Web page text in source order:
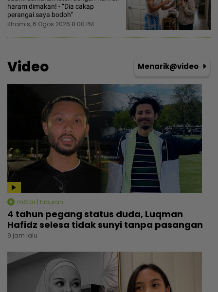
haram dimakan! - “Dia cakap
perangai saya bodoh”
Khamis, 6 Ogos 2026 8:00 PM
Video Menarik@video
mStar | Hiburan
4 tahun pegang status duda, Luqman
Hafidz selesa tidak sunyi tanpa pasangan
9 jam lalu